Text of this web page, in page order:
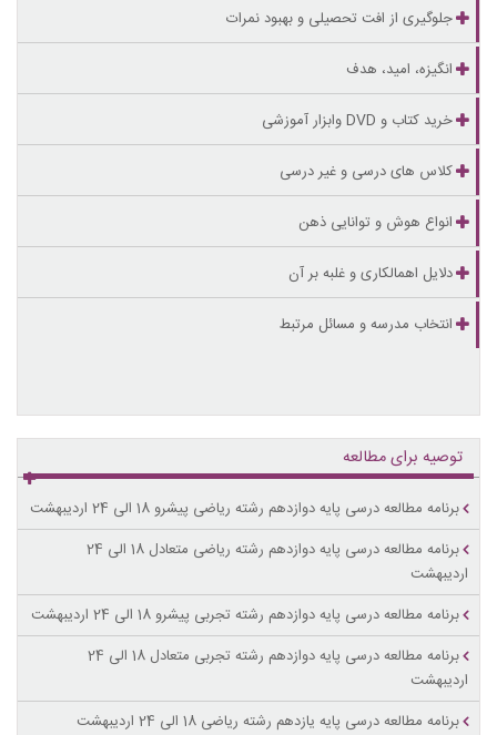
جلوگیری از افت تحصیلی و بهبود نمرات
انگیزه، امید، هدف
خرید کتاب و DVD وابزار آموزشی
کلاس های درسی و غیر درسی
انواع هوش و توانایی ذهن
دلایل اهمالکاری و غلبه بر آن
انتخاب مدرسه و مسائل مرتبط
توصیه برای مطالعه
برنامه مطالعه درسی پایه دوازدهم رشته ریاضی پیشرو 18 الی 24 اردیبهشت
برنامه مطالعه درسی پایه دوازدهم رشته ریاضی متعادل 18 الی 24
اردیبهشت
برنامه مطالعه درسی پایه دوازدهم رشته تجربی پیشرو 18 الی 24 اردیبهشت
برنامه مطالعه درسی پایه دوازدهم رشته تجربی متعادل 18 الی 24
اردیبهشت
برنامه مطالعه درسی پایه یازدهم رشته ریاضی 18 الی 24 اردیبهشت